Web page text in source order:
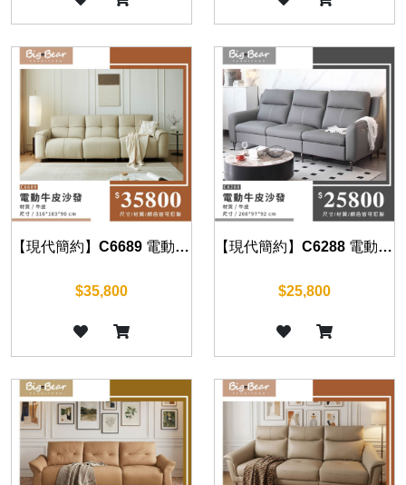
【現代簡約】C6689 電動牛皮沙發
$35,800
【現代簡約】C6288 電動牛皮沙發
$25,800